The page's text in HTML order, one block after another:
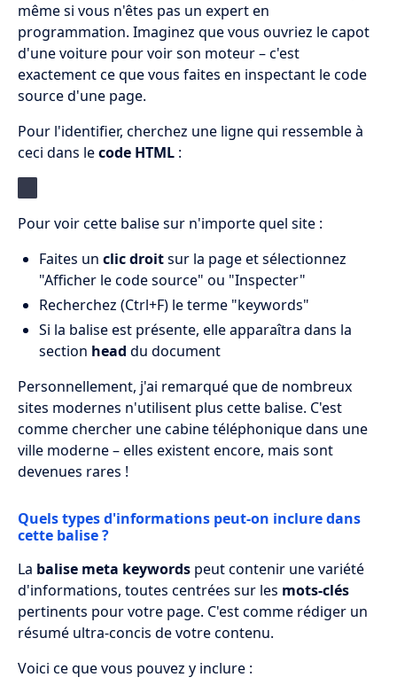
même si vous n'êtes pas un expert en
programmation. Imaginez que vous ouvriez le capot
d'une voiture pour voir son moteur – c'est
exactement ce que vous faites en inspectant le code
source d'une page.
Pour l'identifier, cherchez une ligne qui ressemble à
ceci dans lecode HTML :
Pour voir cette balise sur n'importe quel site :
Faites un clic droitsur la page et sélectionnez
"Afficher le code source" ou "Inspecter"
Recherchez (Ctrl+F) le terme "keywords"
Si la balise est présente, elle apparaîtra dans la
section head du document
Personnellement, j'ai remarqué que de nombreux
sites modernes n'utilisent plus cette balise. C'est
comme chercher une cabine téléphonique dans une
ville moderne – elles existent encore, mais sont
devenues rares !
Quels types d'informations peut-on inclure dans
cette balise ?
La balise meta keywords peut contenir une variété
d'informations, toutes centrées sur les mots-clés
pertinents pour votre page. C'est comme rédiger un
résumé ultra-concis de votre contenu.
Voici ce que vous pouvez y inclure :